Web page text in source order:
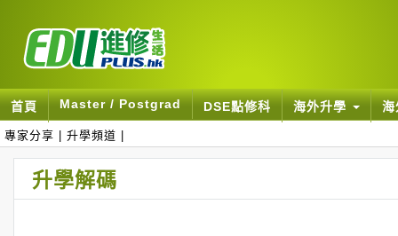
首頁 Master / Postgrad DSE點修科 海外升學
專家分享 升學頻道
升學解碼